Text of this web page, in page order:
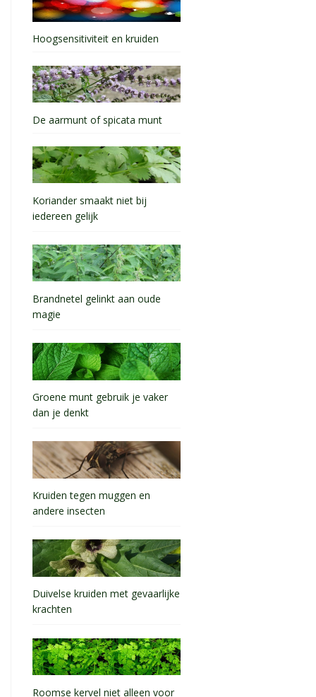
Hoogsensitiviteit en kruiden
De aarmunt of spicata munt
Koriander smaakt niet bij
iedereen gelijk
Brandnetel gelinkt aan oude
magie
Groene munt gebruik je vaker
dan je denkt
Kruiden tegen muggen en
andere insecten
Duivelse kruiden met gevaarlijke
krachten
Roomse kervel niet alleen voor